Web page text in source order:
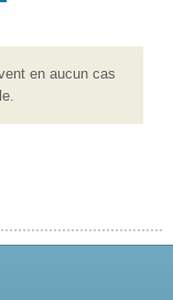
en aucun cas